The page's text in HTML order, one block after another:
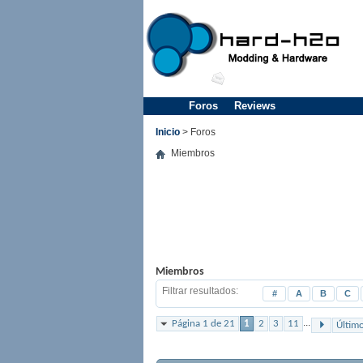
Foros Reviews
Inicio > Foros
Miembros
Miembros
Filtrar resultados # A B C
Página 1 de 21 1 2 3 11 ...